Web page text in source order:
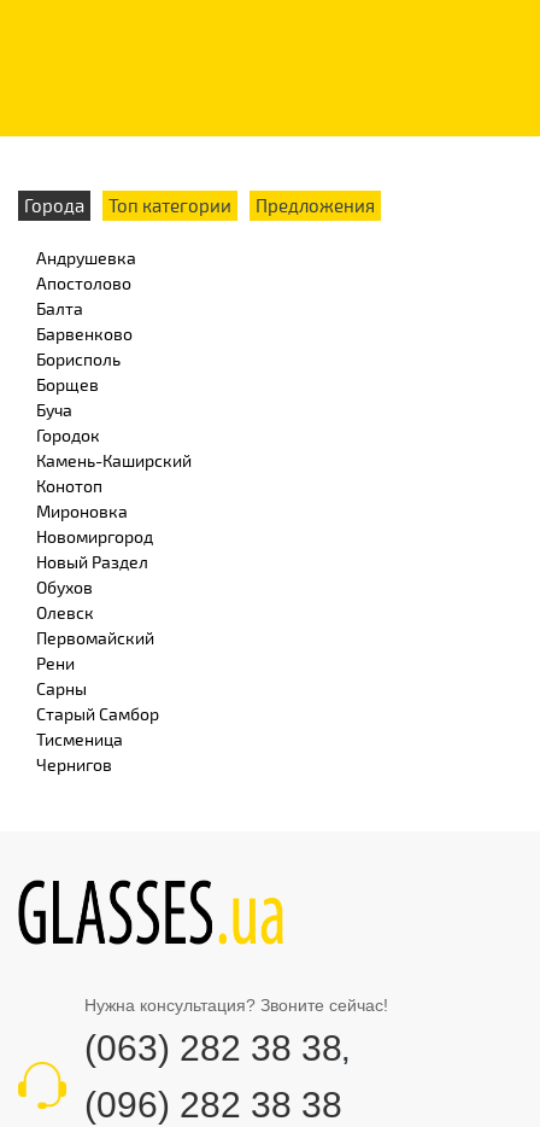
Города Топ категории Предложения
Андрушевка
Апостолово
Балта
Барвенково
Борисполь
Борщев
Буча
Городок
Камень-Каширский
Конотоп
Мироновка
Новомиргород
Новый Раздел
Обухов
Олевск
Первомайский
Рени
Сарны
Старый Самбор
Тисменица
Чернигов
Нужна консультация? Звоните сейчас!
(063) 282 38 38,
(096) 282 38 38